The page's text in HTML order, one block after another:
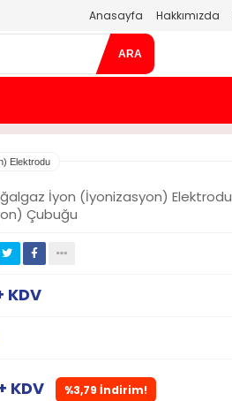
Anasayfa Hakkımızda
ARA
Elektrodu
İyon (İyonizasyon) Elektrodu
Çubuğu
KDV
KDV %3,79 İndirim!